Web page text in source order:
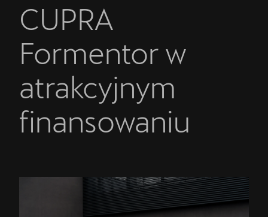
CUPRA
Formentor w
atrakcyjnym
finansowaniu